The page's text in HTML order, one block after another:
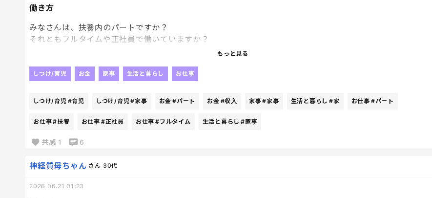
働き方
みなさんは、扶養内のパートですか？
それともフルタイムや正社員で働いていますか？
とがたくさんあって、、、
もっと働いた方がいいのかなと思う日もあれば、今の働き方が自分には合っているのかなと思う日もある。
周りを見ても、本当に人それぞれ。
扶養内で無理なく働いている人もいれば、しっかりフルタイムで働いている人、子育てが落ち着いてから働き
もっと見る
しつけ/育児 お金 家事 生活と暮らし お仕事
しつけ/育児 #育児 しつけ/育児#家事 お金 #パート お金 #収入 家事#家事 生活と暮らし #家 お仕事 #パート
お仕事#扶養 お仕事 #正社員 お仕事 #フルタイム 生活と暮らし #家事
共感 1 6
神経質母ちゃん さん 30代
2026.06.21 01:23